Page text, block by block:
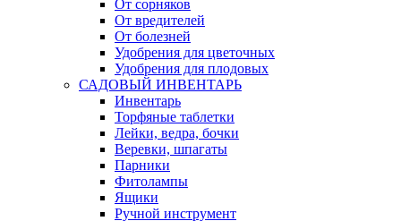
От сорняков
От вредителей
От болезней
Удобрения для цветочных
Удобрения для плодовых
САДОВЫЙ ИНВЕНТАРЬ
Инвентарь
Торфяные таблетки
Лейки, ведра, бочки
Веревки, шпагаты
Парники
Фитолампы
Ящики
Ручной инструмент